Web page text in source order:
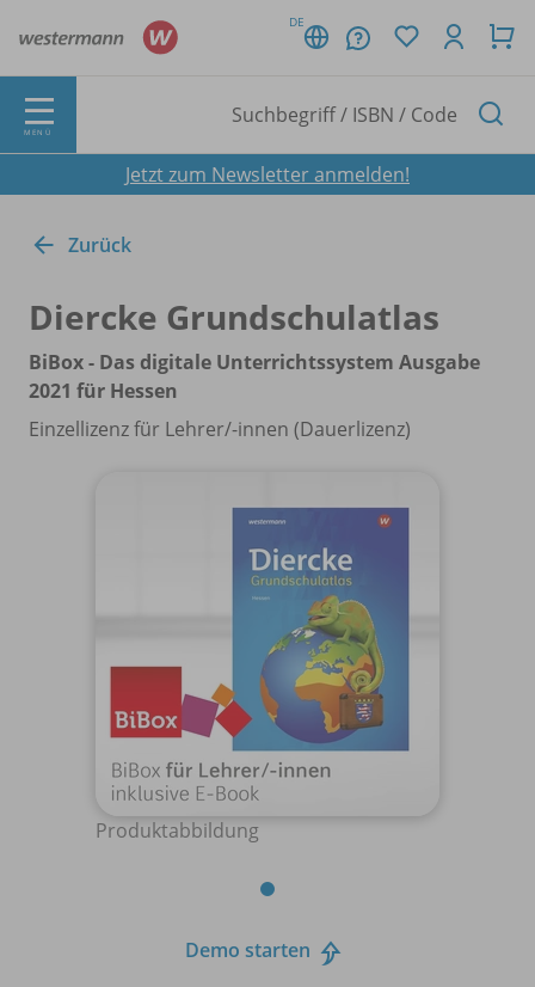
DE
MENÜ
Jetzt zum Newsletter anmelden!
Zurück
Diercke Grundschulatlas
BiBox - Das digitale Unterrichtssystem Ausgabe
2021 für Hessen
Einzellizenz für Lehrer/-innen (Dauerlizenz)
Produktabbildung
Demo starten